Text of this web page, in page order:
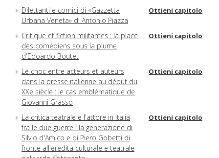
Dilettanti e comici di «Gazzetta
Urbana Veneta» di Antonio Piazza
Ottieni capitolo
Critique et fiction militantes : la place
des comédiens sous la plume
d'Edoardo Boutet
Ottieni capitolo
Le choc entre acteurs et auteurs
dans la presse italienne au début du
XXe siècle : le cas emblématique de
Giovanni Grasso
Ottieni capitolo
La critica teatrale e l'attore in Italia
fra le due guerre : la generazione di
Silvio d'Amico e di Piero Gobetti di
fronte all'eredità culturale e teatrale
Ottieni capitolo